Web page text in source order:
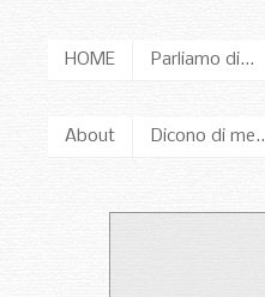
HOME Parliamo di...
About Dicono di me..